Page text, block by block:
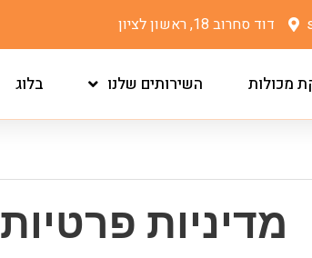
דוד סחרוב 18, ראשון לציון
מכולות השירותים שלנו בלוג
מדיניות פרטיות